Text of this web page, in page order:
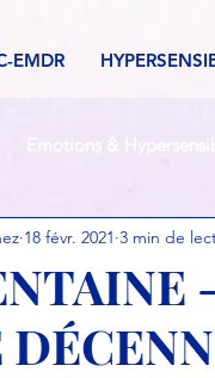
EMDR
Emotions &
18 févr. 2021 3 min de